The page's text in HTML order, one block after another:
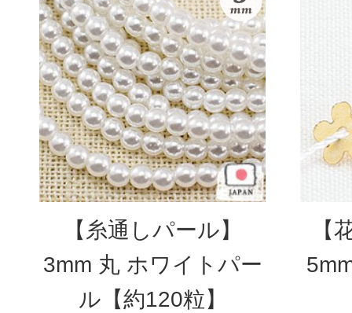
【糸通しパール】
3mm 丸 ホワイトパー
ル【約120粒】
【